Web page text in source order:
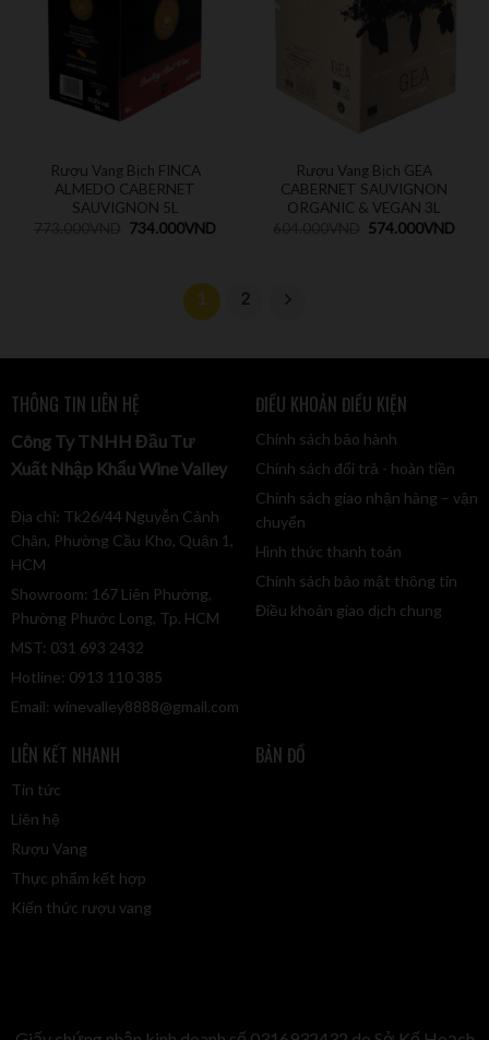
Rượu Vang Bịch FINCA
ALMEDO CABERNET
SAUVIGNON 5L
734.000VND
Rượu Vang Bịch GEA
CABERNET SAUVIGNON
ORGANIC & VEGAN 3L
574.000VND
1 2
THÔNG TIN LIÊN HỆ
Công Ty TNHH Đầu Tư
Xuất Nhập Khẩu Wine Valley
Địa chỉ: Tk26/44 Nguyễn Cảnh
Chân, Phường Cầu Kho, Quận 1,
HCM
Showroom: 167 Liên Phường,
Phường Phước Long, Tp. HCM
MST: 031 693 2432
Hotline: 0913 110 385
Email: winevalley8888@gmail.com
ĐIỀU KHOẢN ĐIỀU KIỆN
Chính sách bảo hành
Chính sách đổi trả - hoàn tiền
Chính sách giao nhận hàng – vận
chuyển
Hình thức thanh toán
Chính sách bảo mật thông tin
Điều khoản giao dịch chung
LIÊN KẾT NHANH
Tin tức
Liên hệ
Rượu Vang
Thực phẩm kết hợp
Kiến thức rượu vang
BẢN ĐỒ